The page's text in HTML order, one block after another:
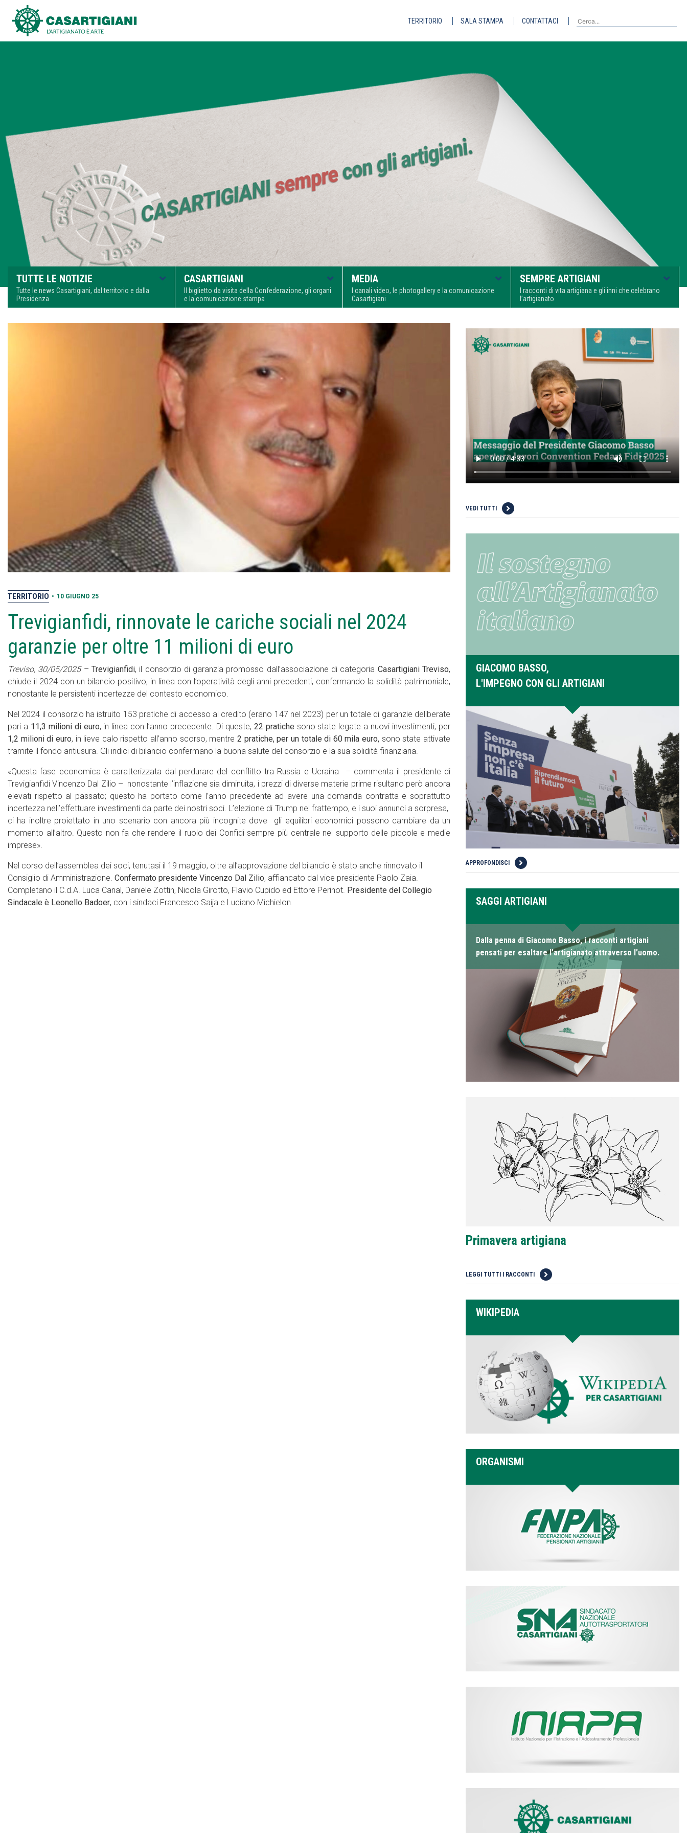
TERRITORIO SALA STAMPA CONTATTACI
TUTTE LE NOTIZIE
Tutte le news Casartigiani, dal territorio e dalla
Presidenza
CASARTIGIANI
Il biglietto da visita della Confederazione, gli organi
e la comunicazione stampa
MEDIA
I canali video, le photogallery e la comunicazione
Casartigiani
SEMPRE ARTIGIANI
I racconti di vita artigiana e gli inni che celebrano
l’artigianato
TERRITORIO • 10 GIUGNO 25
Trevigianfidi, rinnovate le cariche sociali nel 2024
garanzie per oltre 11 milioni di euro
Treviso, 30/05/2025– Trevigianfidi, il consorzio di garanzia promosso dall’associazione di categoria Casartigiani Treviso,
chiude il 2024 con un bilancio positivo, in linea con l’operatività degli anni precedenti, confermando la solidità patrimoniale,
nonostante le persistenti incertezze del contesto economico.
Nel 2024 il consorzio ha istruito 153 pratiche di accesso al credito (erano 147 nel 2023) per un totale di garanzie deliberate
pari a 11,3 milioni di euro, in linea con l’anno precedente. Di queste, 22 pratiche sono state legate a nuovi investimenti, per
1,2 milioni di euro, in lieve calo rispetto all’anno scorso, mentre2 pratiche,per un totale di 60 mila euro, sono state attivate
tramite il fondo antiusura. Gli indici di bilancio confermano la buona salute del consorzio e la sua solidità finanziaria.
«Questa fase economica è caratterizzata dal perdurare del conflitto tra Russia e Ucraina – commenta il presidente di
Trevigianfidi Vincenzo Dal Zilio – nonostante l’inflazione sia diminuita, i prezzi di diverse materie prime risultano però ancora
elevati rispetto al passato; questo ha portato come l’anno precedente ad avere una domanda contratta e soprattutto
incertezza nell’effettuare investimenti da parte dei nostri soci. L’elezione di Trump nel frattempo, e i suoi annunci a sorpresa,
ci ha inoltre proiettato in uno scenario con ancora più incognite dove gli equilibri economici possono cambiare da un
momento all’altro. Questo non fa che rendere il ruolo dei Confidi sempre più centrale nel supporto delle piccole e medie
imprese».
Nel corso dell’assemblea dei soci, tenutasi il 19 maggio, oltre all’approvazione del bilancio è stato anche rinnovato il
Consiglio di Amministrazione. Confermato presidente Vincenzo Dal Zilio, affiancato dal vice presidente Paolo Zaia.
Completano il C.d.A. Luca Canal, Daniele Zottin, Nicola Girotto, Flavio Cupido ed Ettore Perinot. Presidente del Collegio
Sindacale è Leonello Badoer, con i sindaci Francesco Saija e Luciano Michielon.
VEDI TUTTI
GIACOMO BASSO,
L'IMPEGNO CON GLI ARTIGIANI
APPROFONDISCI
SAGGI ARTIGIANI
Dalla penna di Giacomo Basso, i racconti artigiani
pensati per esaltare l’artigianato attraverso l’uomo.
Primavera artigiana
LEGGI TUTTI I RACCONTI
WIKIPEDIA
ORGANISMI